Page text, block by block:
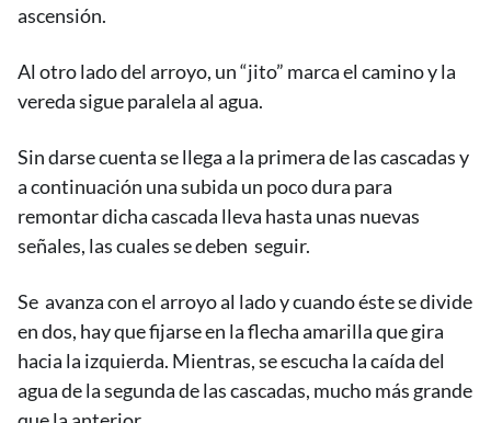
ascensión.
Al otro lado del arroyo, un “jito” marca el camino y la
vereda sigue paralela al agua.
Sin darse cuenta se llega a la primera de las cascadas y
a continuación una subida un poco dura para
remontar dicha cascada lleva hasta unas nuevas
señales, las cuales se deben seguir.
Se avanza con el arroyo al lado y cuando éste se divide
en dos, hay que fijarse en la flecha amarilla que gira
hacia la izquierda. Mientras, se escucha la caída del
agua de la segunda de las cascadas, mucho más grande